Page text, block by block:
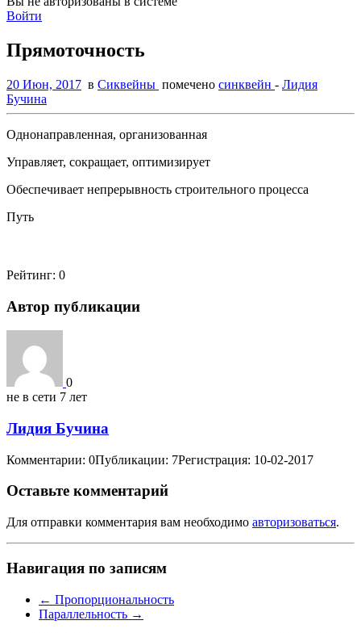
Войти
Прямоточность
20 Июн, 2017 в Сиквейны помечено синквейн - Лидия
Бучина
Однонаправленная, организованная
Управляет, сокращает, оптимизирует
Обеспечивает непрерывность строительного процесса
Путь
Рейтинг: 0
Автор публикации
0
не в сети 7 лет
Лидия Бучина
Комментарии: 0Публикации: 7Регистрация: 10-02-2017
Оставьте комментарий
Для отправки комментария вам необходимо авторизоваться.
Навигация по записям
← Пропорциональность
Параллельность →